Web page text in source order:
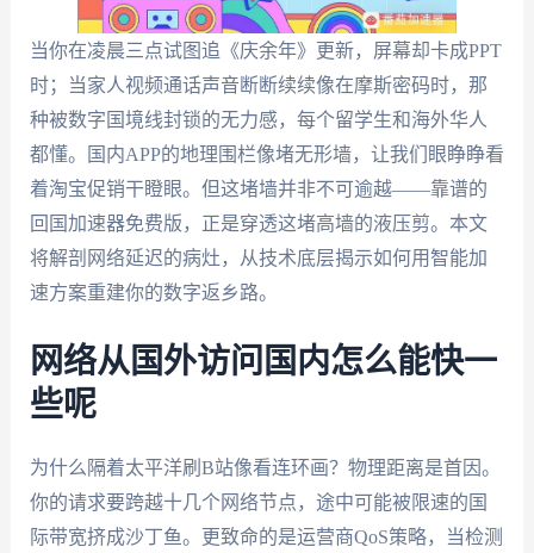
当你在凌晨三点试图追《庆余年》更新，屏幕却卡成PPT
时；当家人视频通话声音断断续续像在摩斯密码时，那
种被数字国境线封锁的无力感，每个留学生和海外华人
都懂。国内APP的地理围栏像堵无形墙，让我们眼睁睁看
着淘宝促销干瞪眼。但这堵墙并非不可逾越——靠谱的
回国加速器免费版，正是穿透这堵高墙的液压剪。本文
将解剖网络延迟的病灶，从技术底层揭示如何用智能加
速方案重建你的数字返乡路。
网络从国外访问国内怎么能快一
些呢
为什么隔着太平洋刷B站像看连环画？物理距离是首因。
你的请求要跨越十几个网络节点，途中可能被限速的国
际带宽挤成沙丁鱼。更致命的是运营商QoS策略，当检测